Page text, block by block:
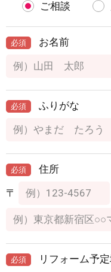
ご相談
必須 お名前
必須 ふりがな
必須
住所
〒
必須 リフォーム予